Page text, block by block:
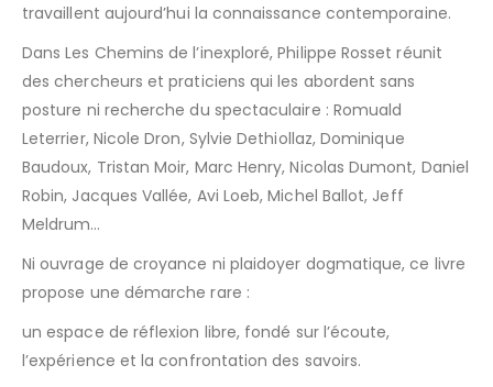
travaillent aujourd’hui la connaissance contemporaine.
Dans Les Chemins de l’inexploré, Philippe Rosset réunit
des chercheurs et praticiens qui les abordent sans
posture ni recherche du spectaculaire : Romuald
Leterrier, Nicole Dron, Sylvie Dethiollaz, Dominique
Baudoux, Tristan Moir, Marc Henry, Nicolas Dumont, Daniel
Robin, Jacques Vallée, Avi Loeb, Michel Ballot, Jeff
Meldrum…
Ni ouvrage de croyance ni plaidoyer dogmatique, ce livre
propose une démarche rare :
un espace de réflexion libre, fondé sur l’écoute,
l’expérience et la confrontation des savoirs.